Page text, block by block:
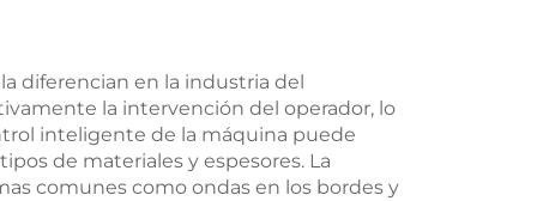
diferencian en la industria del
la intervención del operador, lo
inteligente de la máquina puede
de materiales y espesores. La
comunes como ondas en los bordes y